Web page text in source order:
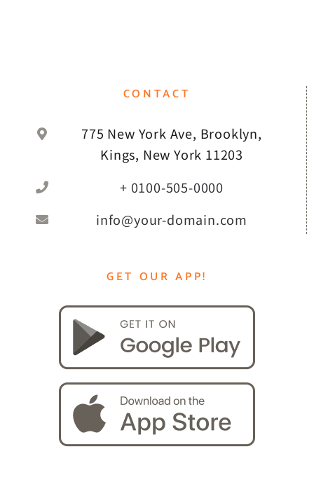
CONTACT
775 New York Ave, Brooklyn,
Kings, New York 11203
+ 0100-505-0000
info@your-domain.com
GET OUR APP!